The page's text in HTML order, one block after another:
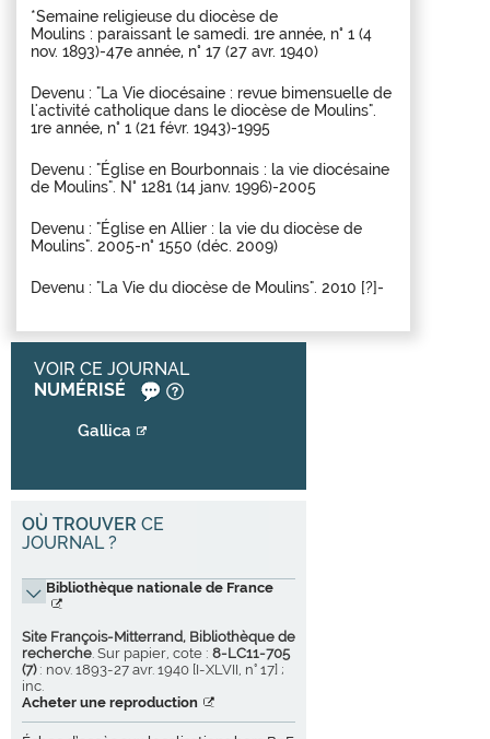
*Semaine religieuse du diocèse de
Moulins : paraissant le samedi. 1re année, n° 1 (4
nov. 1893)-47e année, n° 17 (27 avr. 1940)
Devenu : "La Vie diocésaine : revue bimensuelle de
l'activité catholique dans le diocèse de Moulins".
1re année, n° 1 (21 févr. 1943)-1995
Devenu : "Église en Bourbonnais : la vie diocésaine
de Moulins". N° 1281 (14 janv. 1996)-2005
Devenu : "Église en Allier : la vie du diocèse de
Moulins". 2005-n° 1550 (déc. 2009)
Devenu : "La Vie du diocèse de Moulins". 2010 [?]-
VOIR CE JOURNAL
NUMÉRISÉ
Gallica
OÙ TROUVER CE
JOURNAL ?
Bibliothèque nationale de France
Site François-Mitterrand, Bibliothèque de
recherche . Sur papier, cote : 8-LC11-705
(7): nov. 1893-27 avr. 1940 [I-XLVII, n° 17] ;
inc.
Acheter une reproduction